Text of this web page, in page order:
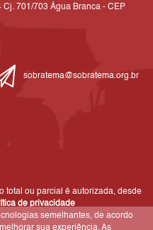
Cj. 701/703 Água Branca - CEP
sobratema@sobratema.org.br
total ou parcial é autorizada, desde
de privacidade
semelhantes, de acordo
sua experiência. As